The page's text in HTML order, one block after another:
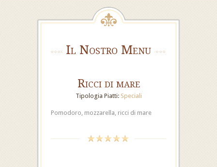
Il Nostro Menu
Ricci di mare
Tipologia Piatti: Speciali
Pomodoro, mozzarella, ricci di mare